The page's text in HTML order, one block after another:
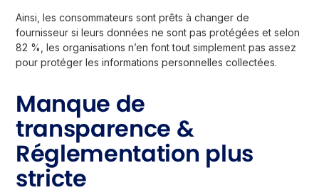
Ainsi, les consommateurs sont prêts à changer de
fournisseur si leurs données ne sont pas protégées et selon
82 %, les organisations n’en font tout simplement pas assez
pour protéger les informations personnelles collectées.
Manque de
transparence &
Réglementation plus
stricte